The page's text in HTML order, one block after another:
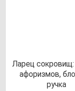
Ларец сок­ро­вищ:
афо­риз­мов,
руч­ка